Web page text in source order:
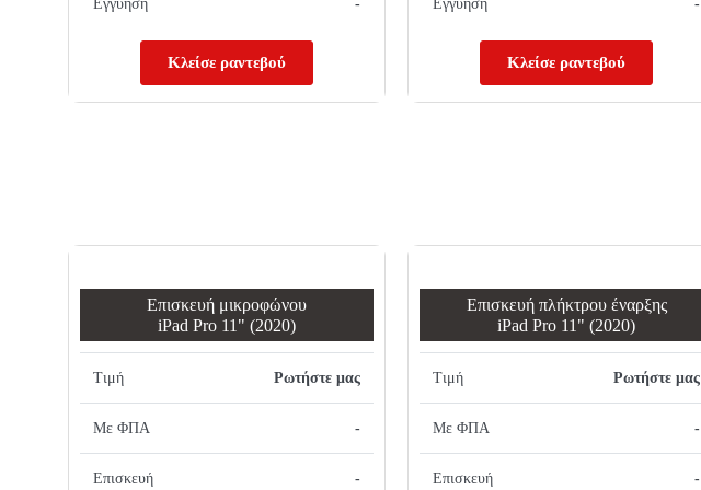
Εγγύηση -
Κλείσε ραντεβού
Εγγύηση -
Κλείσε ραντεβού
Επισκευή μικροφώνου
iPad Pro 11" (2020)
Τιμή Ρωτήστε μας
Με ΦΠΑ -
Επισκευή -
Επισκευή πλήκτρου έναρξης
iPad Pro 11" (2020)
Τιμή Ρωτήστε μας
Με ΦΠΑ -
Επισκευή -